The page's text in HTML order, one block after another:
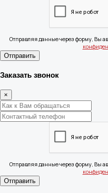
Отправляя данные через форму, Вы
Отправить
Заказать звонок
×
Отправляя данные через форму, Вы
Отправить